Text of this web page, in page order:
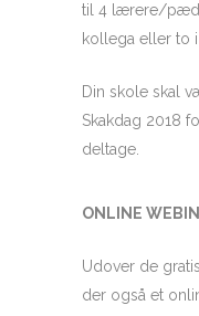
til 4 lærere/
kollega eller to i
Din skole skal
Skakdag 2018
deltage.
ONLINE
Udover de
der også et